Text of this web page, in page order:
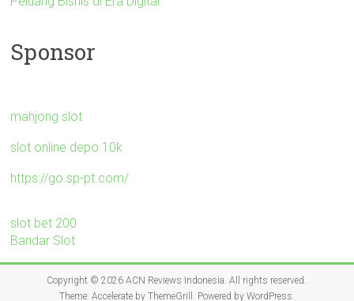
Sponsor
mahjong slot
slot online depo 10k
https://go.sp-pt.com/
slot bet 200
Bandar Slot
Copyright © 2026ACN Reviews Indonesia . All rights reserved.
Theme: Accelerateby ThemeGrill. Powered by WordPress